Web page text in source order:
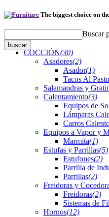
The biggest choice on
Buscar
COCCIÓN(30)
Asadores(2)
Asador(1)
Tacos Al
Salamandras y
Calentamiento(3)
Equipos de
Lámparas
Carros
Equipos a Vapor y
Marmita(1)
Estufas y Parrillas(5)
Estufones(2)
Parrilla de
Parrillas(2)
Freidoras y
Freidoras(2)
Sistemas de
Hornos(12)